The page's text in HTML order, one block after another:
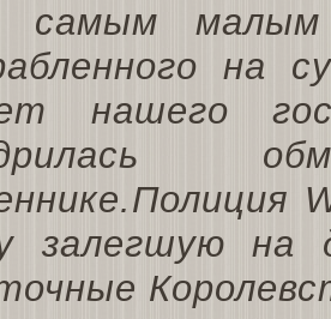
самым
на
нашего
залегшую на